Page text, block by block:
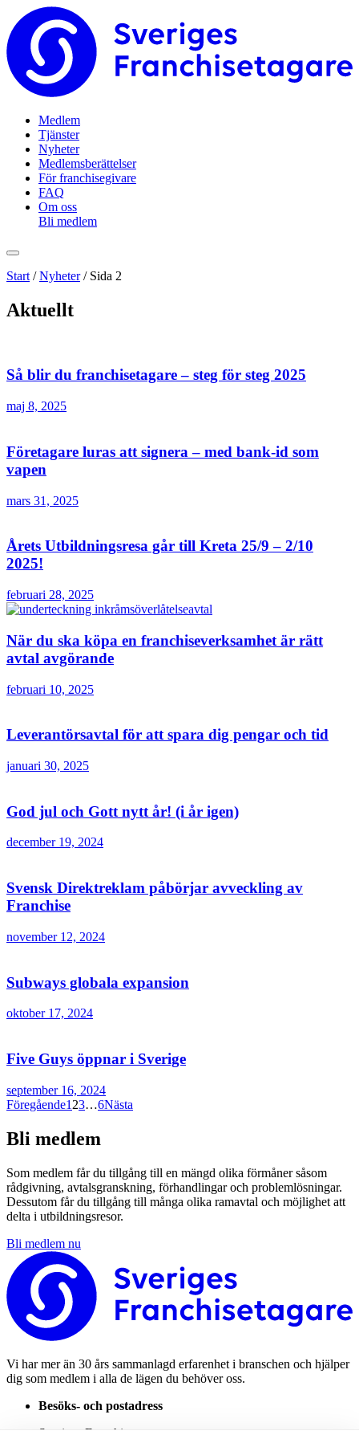
Medlem
Tjänster
Nyheter
Medlemsberättelser
För franchisegivare
FAQ
Om oss
Bli medlem
Start /Nyheter/ Sida 2
Aktuellt
Så blir du franchisetagare – steg för steg 2025
maj 8, 2025
Företagare luras att signera – med bank-id som
vapen
mars 31, 2025
Årets Utbildningsresa går till Kreta 25/9 – 2/10
2025!
februari 28, 2025
När du ska köpa en franchiseverksamhet är rätt
avtal avgörande
februari 10, 2025
Leverantörsavtal för att spara dig pengar och tid
januari 30, 2025
God jul och Gott nytt år! (i år igen)
december 19, 2024
Svensk Direktreklam påbörjar avveckling av
Franchise
november 12, 2024
Subways globala expansion
oktober 17, 2024
Five Guys öppnar i Sverige
september 16, 2024
Sidnumrering
för
inlägg
Föregående1 23…6Nästa
Bli medlem
Som medlem får du tillgång till en mängd olika förmåner såsom
rådgivning, avtalsgranskning, förhandlingar och problemlösningar.
Dessutom får du tillgång till många olika ramavtal och möjlighet att
delta i utbildningsresor.
Bli medlem nu
Vi har mer än 30 års sammanlagd erfarenhet i branschen och hjälper
dig som medlem i alla de lägen du behöver oss.
Besöks- och postadress
Sveriges Franchisetagare